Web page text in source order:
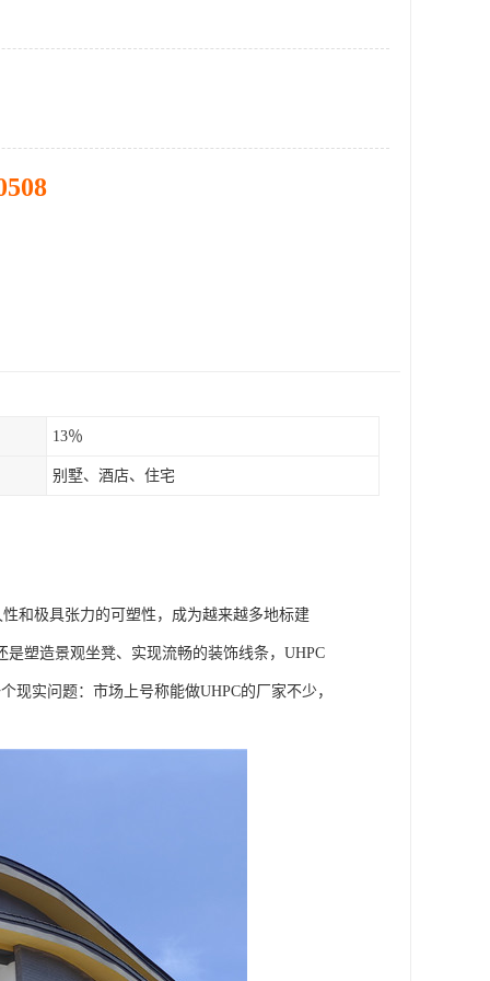
13％
别墅、酒店、住宅
和极具张力的可塑性，成为越来越多地标建
塑造景观坐凳、实现流畅的装饰线条，UHPC
现实问题：市场上号称能做UHPC的厂家不少，